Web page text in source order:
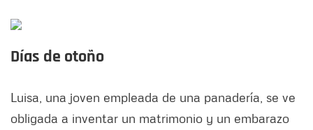
Días de otoño
Luisa, una joven empleada de una panadería, se ve
obligada a inventar un matrimonio y un embarazo